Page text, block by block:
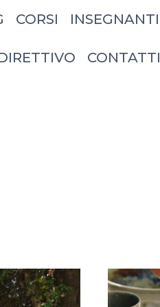
CORSI INSEGNANTI
CONTATTI